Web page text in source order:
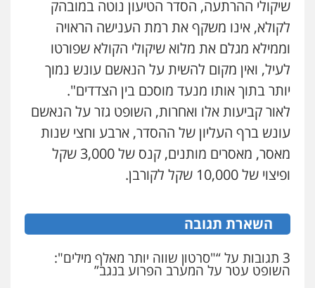
שיקולי ההרתעה, הסדר הטיעון נוטה במובהק
לקולא, אינו משקף את רמת הענישה הראויה
וממילא מגלם את מלוא שיקולי הקולא שפורטו
לעיל, ואין מקום להשית על הנאשם עונש נמוך
יותר בתוך אותו מנעד מוסכם בין הצדדים".
לאור קביעות אלו ואחרות, השופט גזר על הנאשם
עונש ברף העליון של ההסדר, ארבע וחצי שנות
מאסר, מאסרים מותנים, קנס של 3,000 שקל
ופיצוי של 10,000 שקל לקורבן.
השארת תגובה
3 תגובות על “"סרטון שווה יותר מאלף מילים":
השופט עטר על המערב הפרוע בנגב”
כבריאן, מזר – משרד עורכי דין
פלילי מעצרים וחקירות
0543986802
מנשה, אלמוג – עורכי דין
פלילי עבירות תנועה צווארון לבן תעבורה
עורכי דין לענייני אסירים מעצרים וחקירות
0546470989
סמים עבירות מין
0523647066
ויקי שמואל – משרד עו"ד